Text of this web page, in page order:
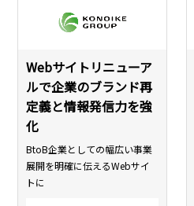
Webサイトリニューア
ルで企業のブランド再
定義と情報発信力を強
化
BtoB企業としての幅広い事業
展開を明確に伝えるWebサイ
トに